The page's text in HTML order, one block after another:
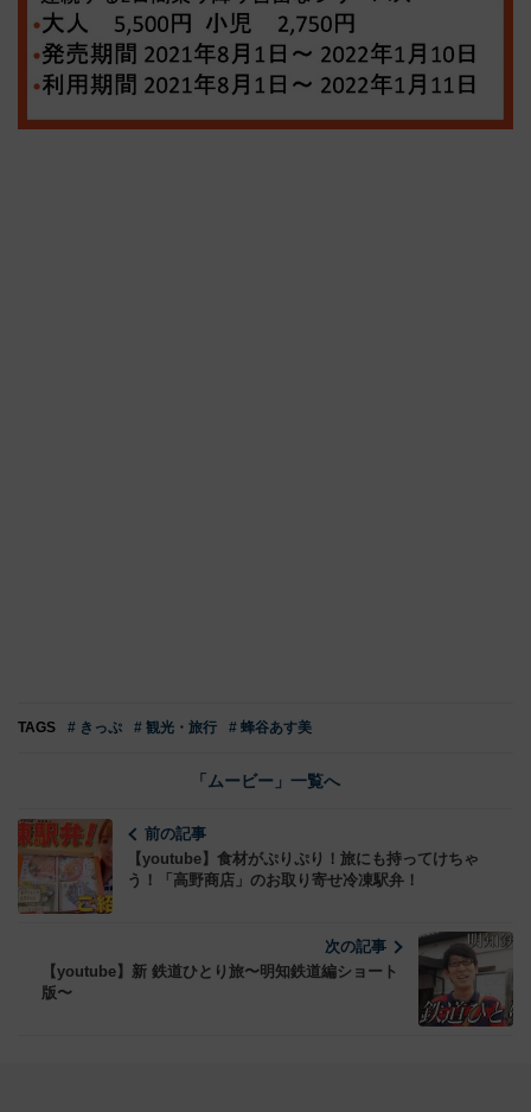
TAGS # きっぷ # 観光・旅行 # 蜂谷あす美
「ムービー」一覧へ
前の記事
【youtube】食材がぷりぷり！旅にも持ってけちゃ
う！「高野商店」のお取り寄せ冷凍駅弁！
次の記事
【youtube】新 鉄道ひとり旅〜明知鉄道編ショート
版〜